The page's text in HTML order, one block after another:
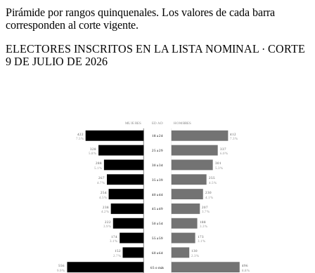
Pirámide por rangos quinquenales. Los valores de cada barra
corresponden al corte vigente.
ELECTORES INSCRITOS EN LA LISTA NOMINAL · CORTE
9 DE JULIO DE 2026
MUJERES EDAD HOMBRES
422
7.5%
412
7.3%
18 a 24
328
5.8%
337
6.0%
25 a 29
288
5.1%
301
5.3%
30 a 34
267
4.7%
255
4.5%
35 a 39
254
4.5%
230
4.1%
40 a 44
238
4.2%
207
3.7%
45 a 49
222
3.9%
188
3.3%
50 a 54
174
3.1%
173
3.1%
55 a 59
152
2.7%
130
2.3%
60 a 64
556
9.9%
496
8.8%
65 o más